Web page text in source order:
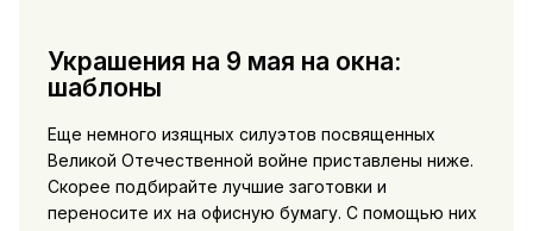
Украшения на 9 мая на окна:
шаблоны
Еще немного изящных силуэтов посвященных
Великой Отечественной войне приставлены ниже.
Скорее подбирайте лучшие заготовки и
переносите их на офисную бумагу. С помощью них